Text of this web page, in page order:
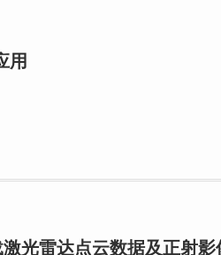
用
光雷达点云数据及正射影